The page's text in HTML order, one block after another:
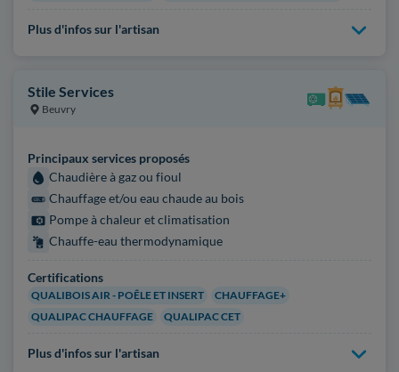
Plus d'infos sur l'artisan
Stile Services
Beuvry
Principaux services proposés
Chaudière à gaz ou fioul
Chauffage et/ou eau chaude au bois
Pompe à chaleur et climatisation
Chauffe-eau thermodynamique
Certifications
QUALIBOIS AIR - POÊLE ET INSERT
CHAUFFAGE+
QUALIPAC CHAUFFAGE
QUALIPAC CET
Plus d'infos sur l'artisan